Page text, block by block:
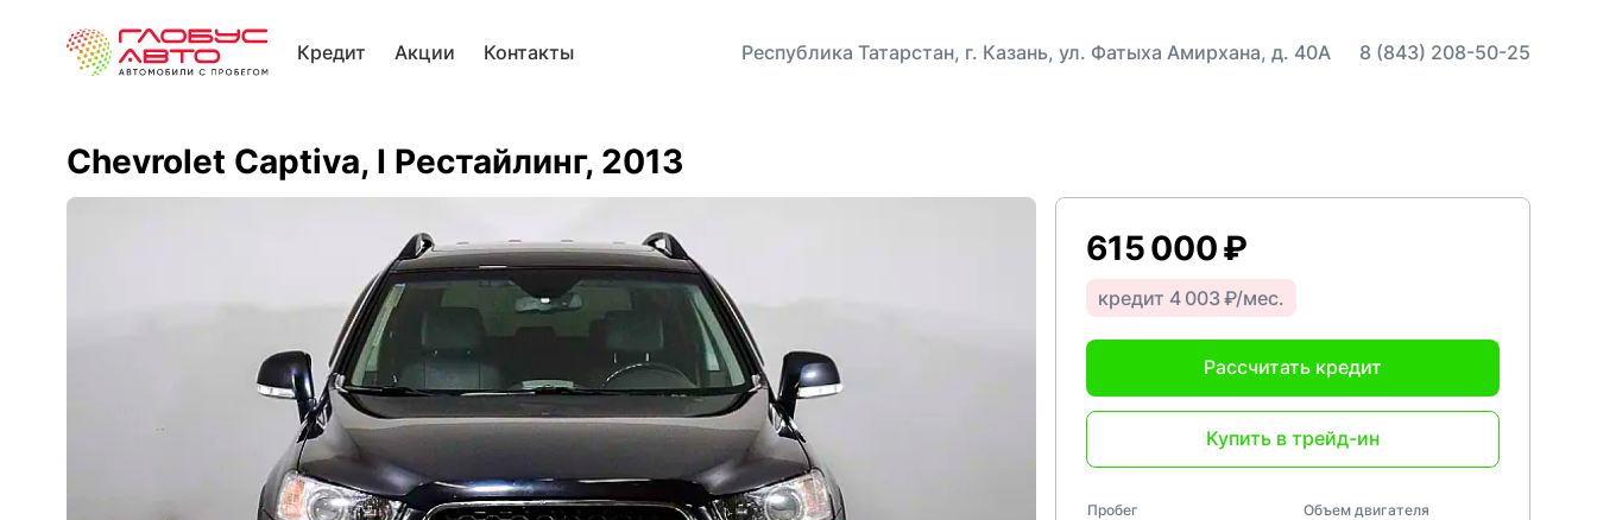
Кредит Акции Контакты Республика Татарстан, г. Казань, ул. Фатыха Амирхана, д. 40А 8 (843) 208-50-25
Chevrolet Captiva, I Рестайлинг, 2013
615 000 ₽
кредит 4 003 ₽/мес.
Рассчитать кредит
Купить в трейд-ин
Пробег Объем двигателя